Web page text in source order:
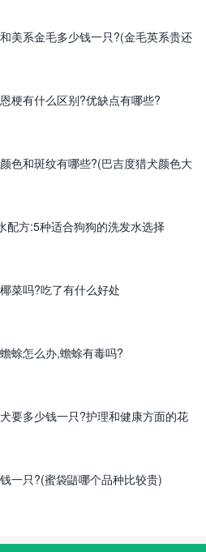
美系金毛多少钱一只?(金毛英系贵还
梗有什么区别?优缺点有哪些?
色和斑纹有哪些?(巴吉度猎犬颜色大
配方:5种适合狗狗的洗发水选择
菜吗?吃了有什么好处
蜍怎么办,蟾蜍有毒吗?
要多少钱一只?护理和健康方面的花
一只?(蜜袋鼯哪个品种比较贵)